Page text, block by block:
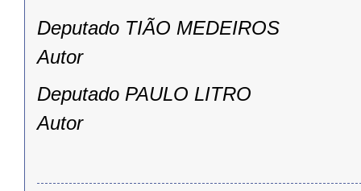
Deputado TIÃO MEDEIROS
Autor
Deputado PAULO LITRO
Autor